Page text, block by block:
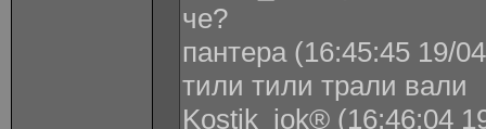
че?
пантера (16:45:45 19/
тили тили трали вали
Kostik_jok® (16:46:04